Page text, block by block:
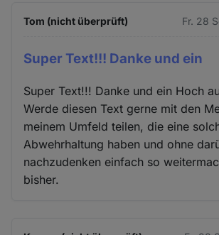
Tom (nicht überprüft) Fr. 28
Super Text!!! Danke und ein
Super Text!!! Danke und ein Hoch
Werde diesen Text gerne mit den
meinem Umfeld teilen, die eine
Abwehrhaltung haben und ohne
nachzudenken einfach so
bisher.